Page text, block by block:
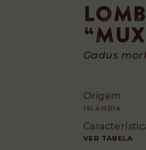
Gadus
Origem
Islândia
VER TABELA